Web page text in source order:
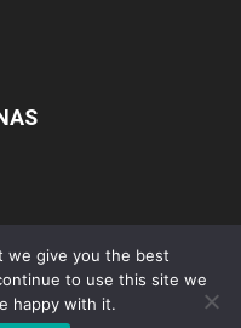
Servis Tuning
Sport
we give you the best
to use this site we
happy with it.